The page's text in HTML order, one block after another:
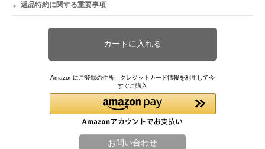
返品特約に関する重要事項
Amazonにご登録の住所、クレジットカード情報を利用して今
すぐご購入